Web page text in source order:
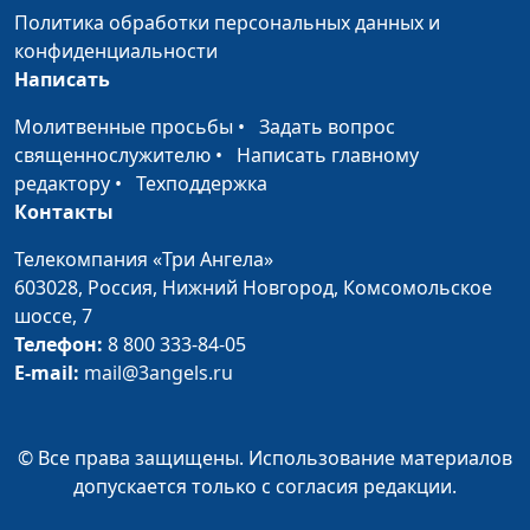
хранить себя до
брака?
Профилактика
эмоционального
Ирина Флорьянович,
психолог
5 принципов
эффективного
целеполагания
Юлия Синицына,
Правила
качественного отдыха
Юлия Синицына,
#293
грамотности
психолог
Политика обработки персональных данных и
конфиденциальности
Написать
Молитвенные просьбы • Задать вопрос
священнослужителю • Написать главному
редактору • Техподдержка
Контакты
Телекомпания «Три Ангела»
603028, Россия, Нижний Новгород, Комсомольское
шоссе, 7
Телефон: 8 800 333-84-05
E-mail: mail@3angels.ru
© Все права защищены. Использование материалов
допускается только с согласия редакции.